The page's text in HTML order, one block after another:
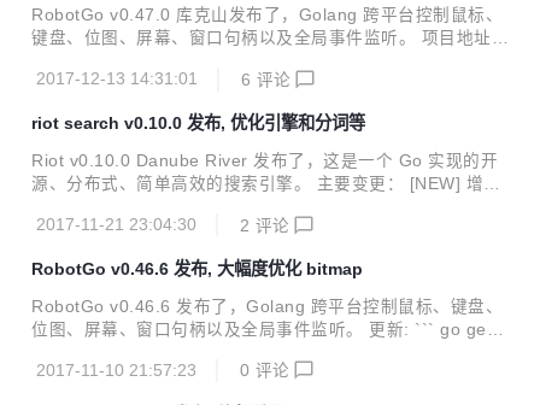
例子 [NEW] 增加方法 Sleep [NEW] 增加更多 key 监听 [NE
W] 增加...
RobotGo v0.47.0 库克山发布了，Golang 跨平台控制鼠标、
键盘、位图、屏幕、窗口句柄以及全局事件监听。 项目地址:
ndows 32bit and 64bit 依赖到包内部 [NEW] 增加 macOs 依
问题, 移除 zlib/libpng 依赖 [NEW] 增加 FindColorCS(x, y,
w, h int, color CHex), CHex 类型 and examples #84 [NEW]
增...
2017-12-13 14:31:01 6 评论
riot search v0.10.0 发布, 优化引擎和分词等
Riot v0.10.0 Danube River 发布了，这是一个 Go 实现的开
源、分布式、简单高效的搜索引擎。 主要变更： [NEW] 增加
[NEW] 增加 codecov [NEW] Add context cancel [NEW] 更
方法增加默认字典 增加多个字典兼容不同语言 [NEW] 更新 gs
e 和分词规则并添加相应文档 [NEW] 增加获取 engine token
s 方法 [NEW]...
2017-11-21 23:04:30 2 评论
RobotGo v0.46.6 发布, 大幅度优化 bitmap
RobotGo v0.46.6 发布了，Golang 跨平台控制鼠标、键盘、
位图、屏幕、窗口句柄以及全局事件监听。 更新: ``` go get -
增加 .travis.yml 增加 bitmap from string 增加 find some col
2017-11-10 21:57:23 0 评论